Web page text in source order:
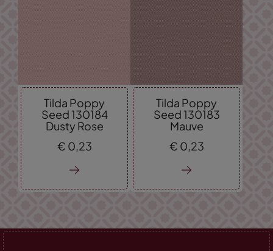
Tilda Poppy
Seed 130184
Dusty Rose
€ 0, 23
Tilda Poppy
Seed 130183
Mauve
€ 0, 23